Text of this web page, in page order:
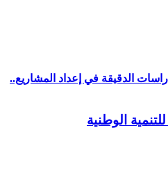
الدقيقة في إعداد المشاريع..
الوطنية